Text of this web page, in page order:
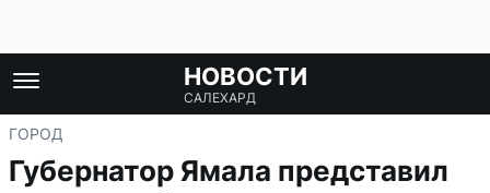
НОВОСТИ
САЛЕХАРД
ГОРОД
Губернатор Ямала представил